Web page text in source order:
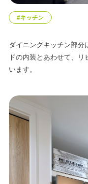
#キッチン
ダイニングキッチン部分
ドの内装とあわせて、
います。